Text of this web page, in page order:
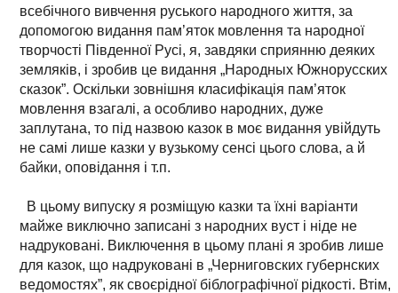
всебічного вивчення руського народного життя, за
допомогою видання пам’яток мовлення та народної
творчості Південної Русі, я, завдяки сприянню деяких
земляків, і зробив це видання „Народных Южнорусских
сказок”. Оскільки зовнішня класифікація пам’яток
мовлення взагалі, а особливо народних, дуже
заплутана, то під назвою казок в моє видання увійдуть
не самі лише казки у вузькому сенсі цього слова, а й
байки, оповідання і т.п.
В цьому випуску я розміщую казки та їхні варіанти
майже виключно записані з народних вуст і ніде не
надруковані. Виключення в цьому плані я зробив лише
для казок, що надруковані в „Черниговских губернских
ведомостях”, як своєрідної біблографічної рідкості. Втім,